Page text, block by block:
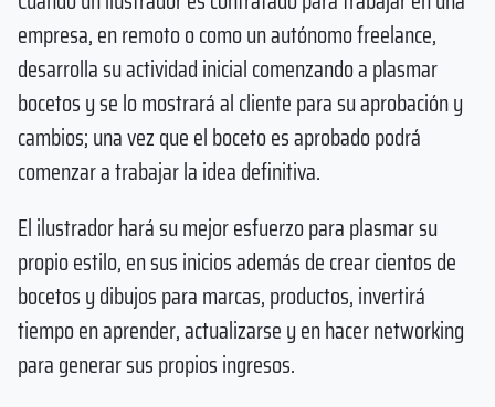
empresa, en remoto o como un autónomo freelance,
desarrolla su actividad inicial comenzando a plasmar
bocetos y se lo mostrará al cliente para su aprobación y
cambios; una vez que el boceto es aprobado podrá
comenzar a trabajar la idea definitiva.
El ilustrador hará su mejor esfuerzo para plasmar su
propio estilo, en sus inicios además de crear cientos de
bocetos y dibujos para marcas, productos, invertirá
tiempo en aprender, actualizarse y en hacer networking
para generar sus propios ingresos.